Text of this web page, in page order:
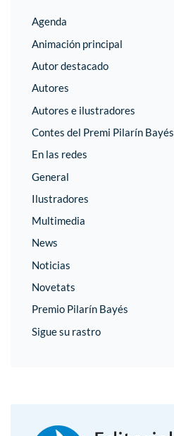
Agenda
Animación principal
Autor destacado
Autores
Autores e ilustradores
Contes del Premi Pilarín Bayés
En las redes
General
Ilustradores
Multimedia
News
Noticias
Novetats
Premio Pilarín Bayés
Sigue su rastro